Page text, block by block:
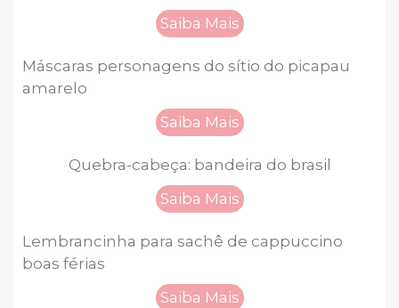
Saiba Mais
Máscaras personagens do sítio do picapau
amarelo
Saiba Mais
Quebra-cabeça: bandeira do brasil
Saiba Mais
Lembrancinha para sachê de cappuccino
boas férias
Saiba Mais